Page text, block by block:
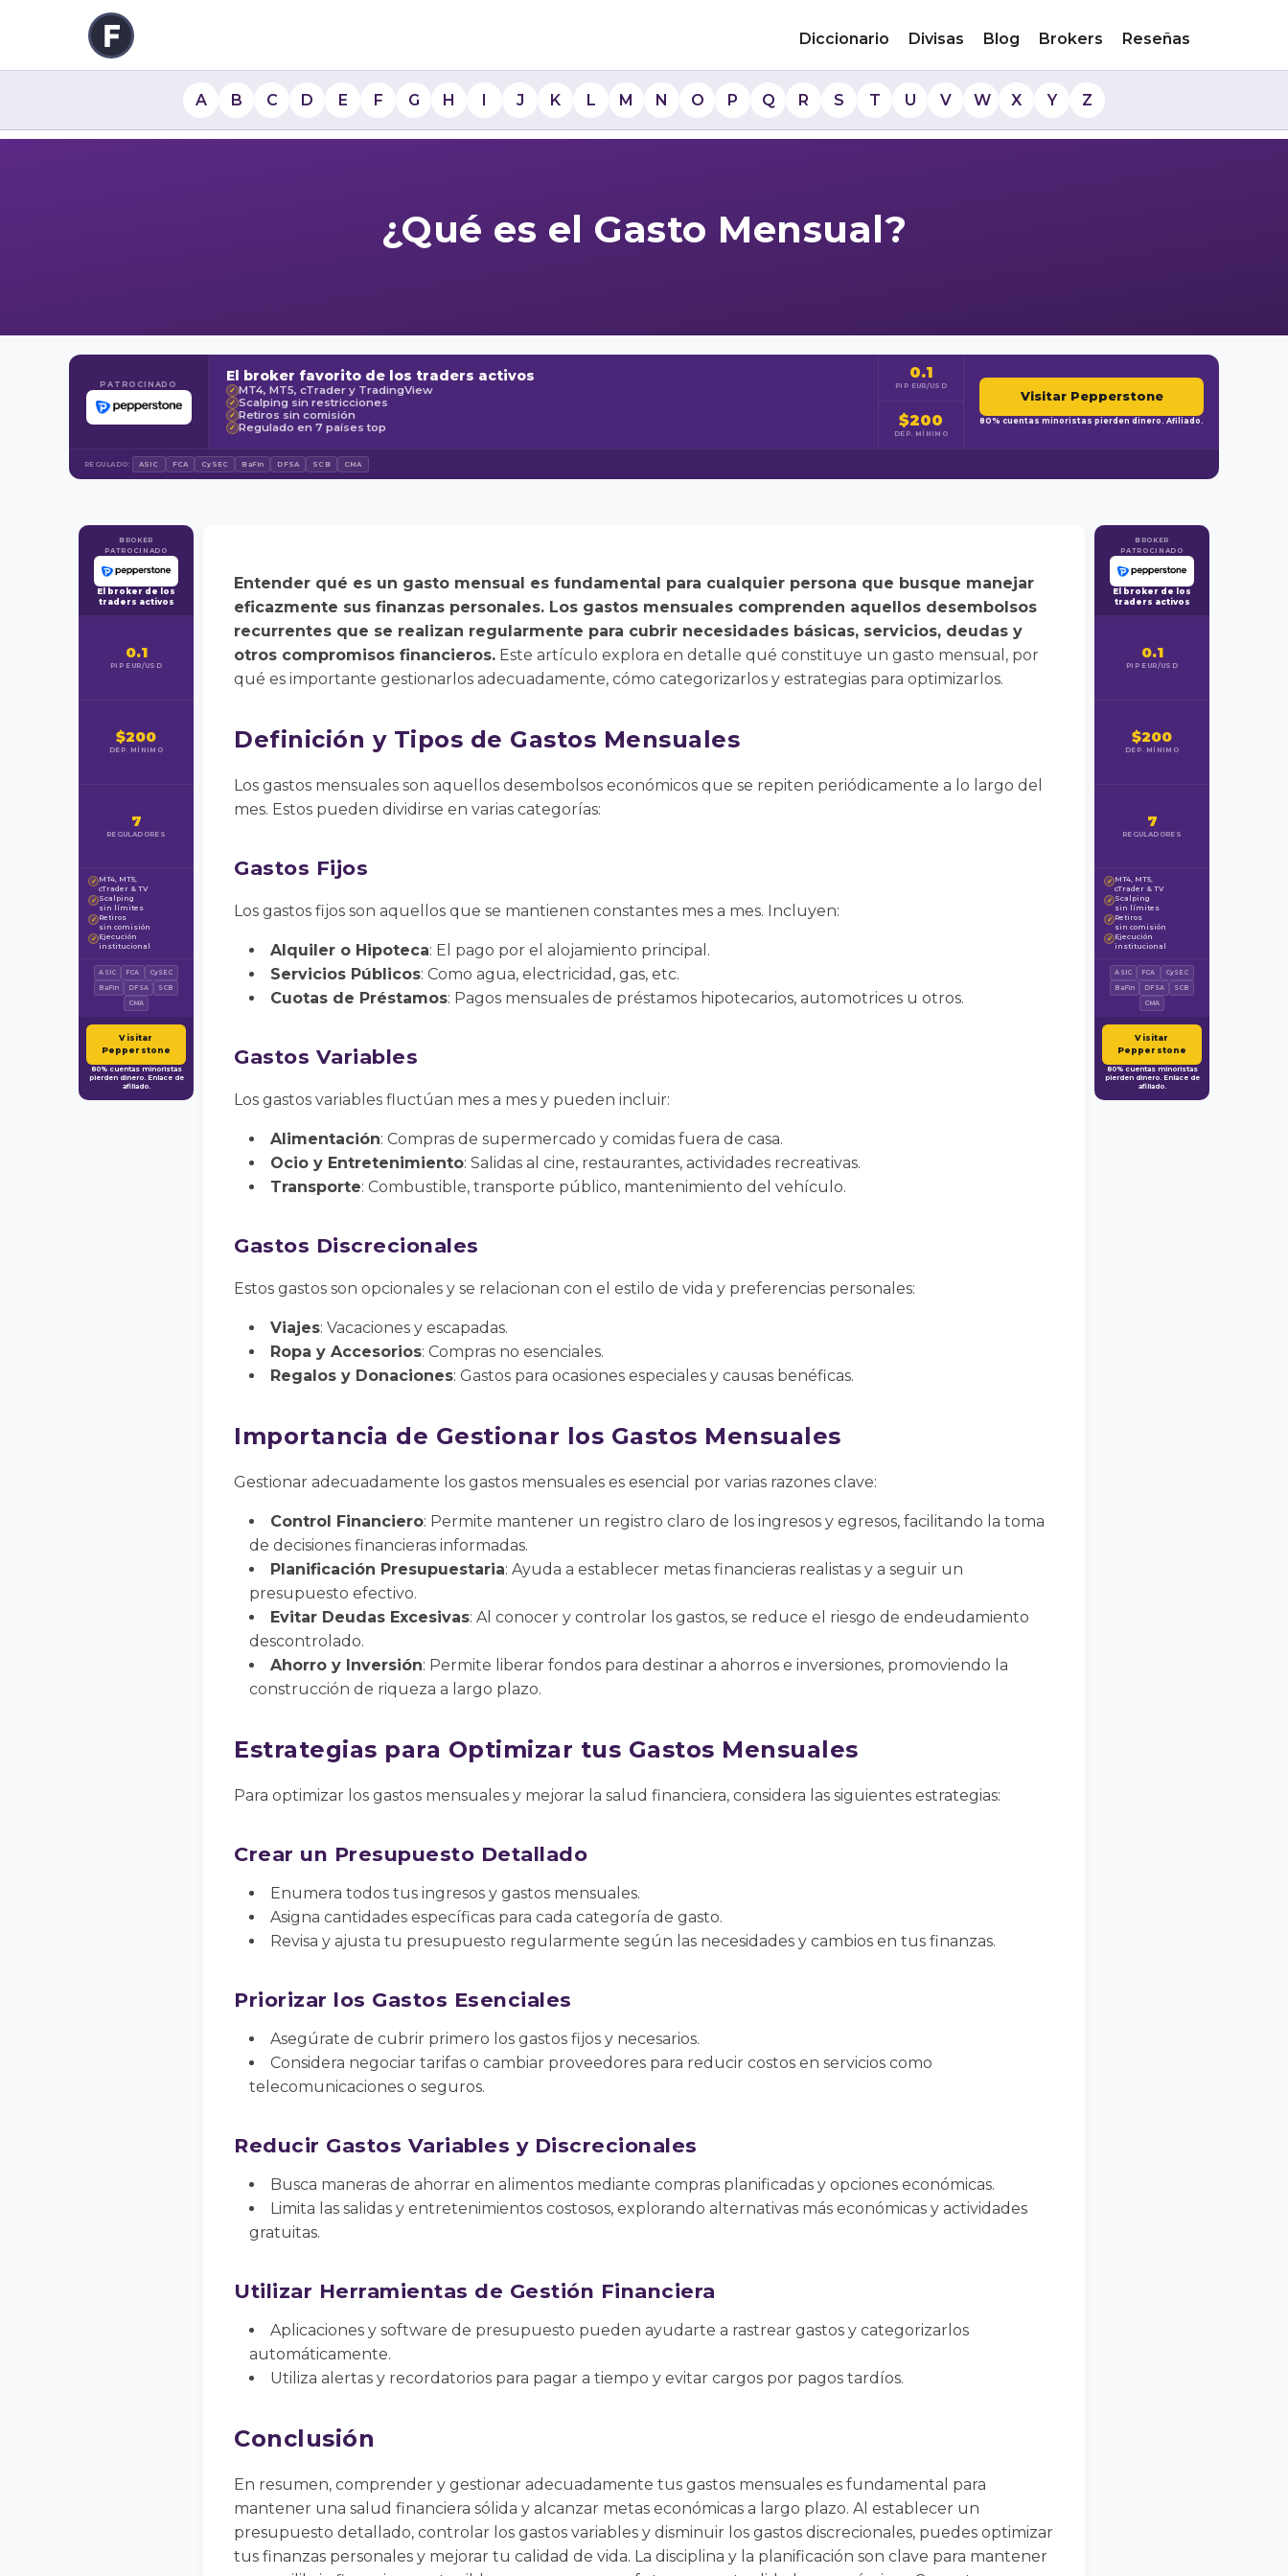
Diccionario Divisas Blog Brokers Reseñas
A B C D E F G H I J K L M N O P Q R S T U V W X Y Z
¿Qué es el Gasto Mensual?
PATROCINADO El broker favorito de los traders activos
✓ MT4, MT5, cTrader y TradingView
✓ Scalping sin restricciones
✓ Retiros sin comisión
✓ Regulado en 7 países top
0.1
PIP EUR/USD
$200
DEP. MÍNIMO
Visitar Pepperstone
80% cuentas minoristas pierden dinero. Afiliado.
REGULADO: ASIC FCA CySEC BaFin DFSA SCB CMA
BROKER
PATROCINADO
El broker de los
traders activos
0.1
PIP EUR/USD
$200
DEP. MÍNIMO
7
REGULADORES
✓ MT4, MT5,
cTrader & TV
✓ Scalping
sin límites
✓ Retiros
sin comisión
✓ Ejecución
institucional
ASIC FCA
CySEC
BaFin
DFSA
SCB
CMA
Visitar
Pepperstone
80% cuentas minoristas
pierden dinero. Enlace de
afiliado.
Entender qué es un gasto mensual es fundamental para cualquier persona que busque manejar
eficazmente sus finanzas personales. Los gastos mensuales comprenden aquellos desembolsos
recurrentes que se realizan regularmente para cubrir necesidades básicas, servicios, deudas y
otros compromisos financieros. Este artículo explora en detalle qué constituye un gasto mensual, por
qué es importante gestionarlos adecuadamente, cómo categorizarlos y estrategias para optimizarlos.
Definición y Tipos de Gastos Mensuales
Los gastos mensuales son aquellos desembolsos económicos que se repiten periódicamente a lo largo del
mes. Estos pueden dividirse en varias categorías:
Gastos Fijos
Los gastos fijos son aquellos que se mantienen constantes mes a mes. Incluyen:
Alquiler o Hipoteca: El pago por el alojamiento principal.
Servicios Públicos: Como agua, electricidad, gas, etc.
Cuotas de Préstamos: Pagos mensuales de préstamos hipotecarios, automotrices u otros.
Gastos Variables
Los gastos variables fluctúan mes a mes y pueden incluir:
Alimentación: Compras de supermercado y comidas fuera de casa.
Ocio y Entretenimiento: Salidas al cine, restaurantes, actividades recreativas.
Transporte: Combustible, transporte público, mantenimiento del vehículo.
Gastos Discrecionales
Estos gastos son opcionales y se relacionan con el estilo de vida y preferencias personales:
Viajes: Vacaciones y escapadas.
Ropa y Accesorios: Compras no esenciales.
Regalos y Donaciones: Gastos para ocasiones especiales y causas benéficas.
Importancia de Gestionar los Gastos Mensuales
Gestionar adecuadamente los gastos mensuales es esencial por varias razones clave:
Control Financiero: Permite mantener un registro claro de los ingresos y egresos, facilitando la toma
de decisiones financieras informadas.
Planificación Presupuestaria: Ayuda a establecer metas financieras realistas y a seguir un
presupuesto efectivo.
Evitar Deudas Excesivas: Al conocer y controlar los gastos, se reduce el riesgo de endeudamiento
descontrolado.
Ahorro y Inversión: Permite liberar fondos para destinar a ahorros e inversiones, promoviendo la
construcción de riqueza a largo plazo.
Estrategias para Optimizar tus Gastos Mensuales
Para optimizar los gastos mensuales y mejorar la salud financiera, considera las siguientes estrategias:
Crear un Presupuesto Detallado
Enumera todos tus ingresos y gastos mensuales.
Asigna cantidades específicas para cada categoría de gasto.
Revisa y ajusta tu presupuesto regularmente según las necesidades y cambios en tus finanzas.
Priorizar los Gastos Esenciales
Asegúrate de cubrir primero los gastos fijos y necesarios.
Considera negociar tarifas o cambiar proveedores para reducir costos en servicios como
telecomunicaciones o seguros.
Reducir Gastos Variables y Discrecionales
Busca maneras de ahorrar en alimentos mediante compras planificadas y opciones económicas.
Limita las salidas y entretenimientos costosos, explorando alternativas más económicas y actividades
gratuitas.
Utilizar Herramientas de Gestión Financiera
Aplicaciones y software de presupuesto pueden ayudarte a rastrear gastos y categorizarlos
automáticamente.
Utiliza alertas y recordatorios para pagar a tiempo y evitar cargos por pagos tardíos.
Conclusión
En resumen, comprender y gestionar adecuadamente tus gastos mensuales es fundamental para
mantener una salud financiera sólida y alcanzar metas económicas a largo plazo. Al establecer un
presupuesto detallado, controlar los gastos variables y disminuir los gastos discrecionales, puedes optimizar
tus finanzas personales y mejorar tu calidad de vida. La disciplina y la planificación son clave para mantener
BROKER
PATROCINADO
El broker de los
traders activos
0.1
PIP EUR/USD
$200
DEP. MÍNIMO
7
REGULADORES
✓ MT4, MT5,
cTrader & TV
✓ Scalping
sin límites
✓ Retiros
sin comisión
✓ Ejecución
institucional
ASIC FCA
CySEC
BaFin
DFSA
SCB
CMA
Visitar
Pepperstone
80% cuentas minoristas
pierden dinero. Enlace de
afiliado.